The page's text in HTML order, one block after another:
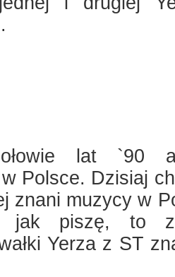
lat `90
Polsce. Dzisiaj
znani muzycy w
jak piszę, to z
Yerza z ST